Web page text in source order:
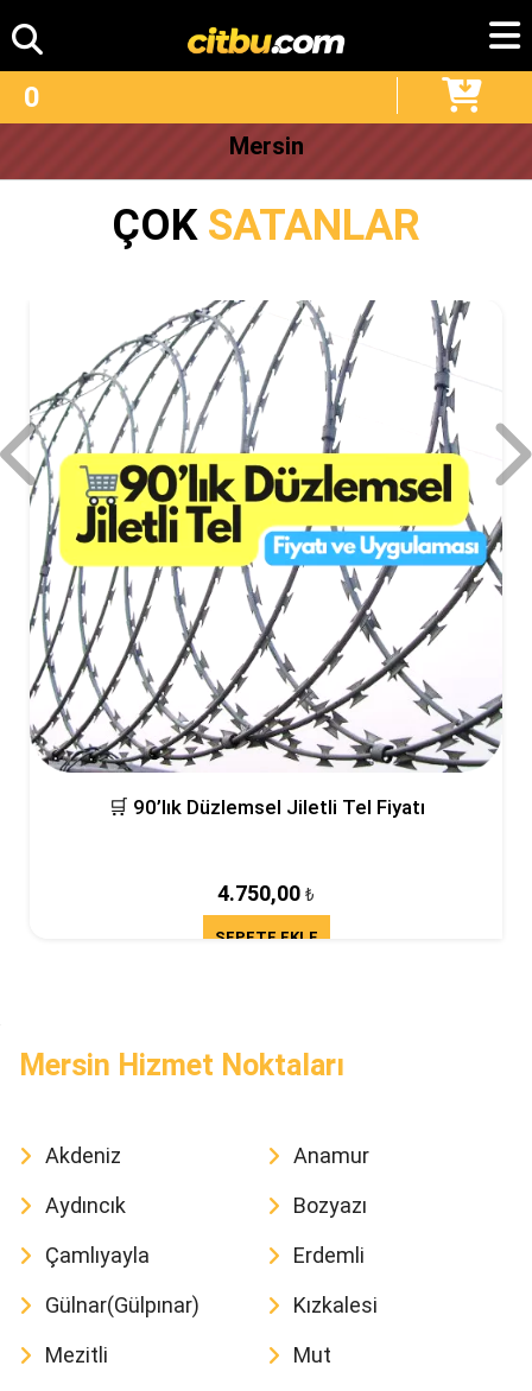
0
Mersin
ÇOK SATANLAR
🛒 90’lık Düzlemsel Jiletli Tel Fiyatı
4.750,00 ₺
SEPETE EKLE
Mersin Hizmet Noktaları
Akdeniz
Anamur
Aydıncık
Bozyazı
Çamlıyayla
Erdemli
Gülnar(Gülpınar)
Kızkalesi
Mezitli
Mut